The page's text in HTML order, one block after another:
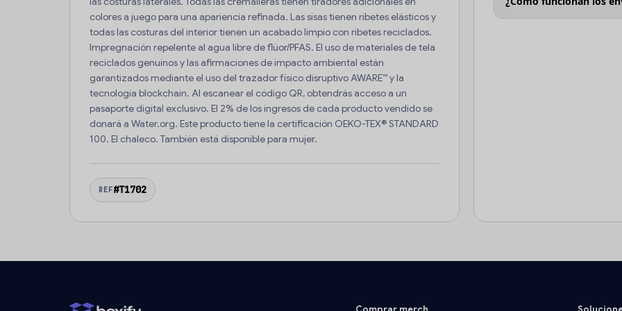
colores a juego para una apariencia refinada. Las sisas tienen ribetes elásticos y
todas las costuras del interior tienen un acabado limpio con ribetes reciclados.
Impregnación repelente al agua libre de flúor/PFAS. El uso de materiales de tela
reciclados genuinos y las afirmaciones de impacto ambiental están
garantizados mediante el uso del trazador físico disruptivo AWARE™ y la
tecnología blockchain. Al escanear el código QR, obtendrás acceso a un
pasaporte digital exclusivo. El 2% de los ingresos de cada producto vendido se
donará a Water.org. Este producto tiene la certificación OEKO-TEX® STANDARD
100. El chaleco. También está disponible para mujer.
REF#T1702